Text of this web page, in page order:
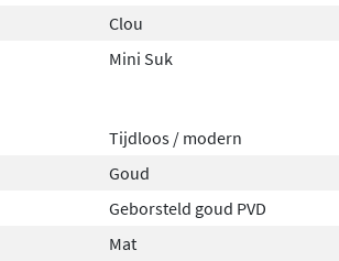
Clou
Mini Suk
Tijdloos / modern
Goud
Geborsteld goud PVD
Mat